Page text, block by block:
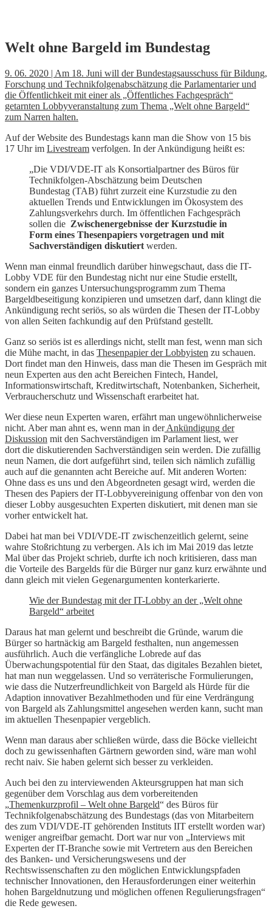
Skip
to
Welt ohne Bargeld im Bundestag
9. 06. 2020 | Am 18. Juni will der Bundestagsausschuss für Bildung,
Forschung und Technikfolgenabschätzung die Parlamentarier und
die Öffentlichkeit mit einer als „Öffentliches Fachgespräch“
getarnten Lobbyveranstaltung zum Thema „Welt ohne Bargeld“
zum Narren halten.
Auf der Website des Bundestags kann man die Show von 15 bis
17 Uhr im Livestream verfolgen. In der Ankündigung heißt es:
„Die VDI/VDE-IT als Konsortialpartner des Büros für
Technikfolgen-Abschätzung beim Deutschen
Bundestag (TAB) führt zurzeit eine Kurzstudie zu den
aktuellen Trends und Entwicklungen im Ökosystem des
Zahlungsverkehrs durch. Im öffentlichen Fachgespräch
sollen die Zwischenergebnisse der Kurzstudie in
Form eines Thesenpapiers vorgetragen und mit
Sachverständigen diskutiert werden.
Wenn man einmal freundlich darüber hinwegschaut, dass die IT-
Lobby VDE für den Bundestag nicht nur eine Studie erstellt,
sondern ein ganzes Untersuchungsprogramm zum Thema
Bargeldbeseitigung konzipieren und umsetzen darf, dann klingt die
Ankündigung recht seriös, so als würden die Thesen der IT-Lobby
von allen Seiten fachkundig auf den Prüfstand gestellt.
Ganz so seriös ist es allerdings nicht, stellt man fest, wenn man sich
die Mühe macht, in das Thesenpapier der Lobbyisten zu schauen.
Dort findet man den Hinweis, dass man die Thesen im Gespräch mit
neun Experten aus den acht Bereichen Fintech, Handel,
Informationswirtschaft, Kreditwirtschaft, Notenbanken, Sicherheit,
Verbraucherschutz und Wissenschaft erarbeitet hat.
Wer diese neun Experten waren, erfährt man ungewöhnlicherweise
nicht. Aber man ahnt es, wenn man in derAnkündigung der
Diskussion mit den Sachverständigen im Parlament liest, wer
dort die diskutierenden Sachverständigen sein werden. Die zufällig
neun Namen, die dort aufgeführt sind, teilen sich nämlich zufällig
auch auf die genannten acht Bereiche auf. Mit anderen Worten:
Ohne dass es uns und den Abgeordneten gesagt wird, werden die
Thesen des Papiers der IT-Lobbyvereinigung offenbar von den von
dieser Lobby ausgesuchten Experten diskutiert, mit denen man sie
vorher entwickelt hat.
Dabei hat man bei VDI/VDE-IT zwischenzeitlich gelernt, seine
wahre Stoßrichtung zu verbergen. Als ich im Mai 2019 das letzte
Mal über das Projekt schrieb, durfte ich noch kritisieren, dass man
die Vorteile des Bargelds für die Bürger nur ganz kurz erwähnte und
dann gleich mit vielen Gegenargumenten konterkarierte.
Wie der Bundestag mit der IT-Lobby an der „Welt ohne
Bargeld“ arbeitet
Daraus hat man gelernt und beschreibt die Gründe, warum die
Bürger so hartnäckig am Bargeld festhalten, nun angemessen
ausführlich. Auch die verfängliche Lobrede auf das
Überwachungspotential für den Staat, das digitales Bezahlen bietet,
hat man nun weggelassen. Und so verräterische Formulierungen,
wie dass die Nutzerfreundlichkeit von Bargeld als Hürde für die
Adaption innovativer Bezahlmethoden und für eine Verdrängung
von Bargeld als Zahlungsmittel angesehen werden kann, sucht man
im aktuellen Thesenpapier vergeblich.
Wenn man daraus aber schließen würde, dass die Böcke vielleicht
doch zu gewissenhaften Gärtnern geworden sind, wäre man wohl
recht naiv. Sie haben gelernt sich besser zu verkleiden.
Auch bei den zu interviewenden Akteursgruppen hat man sich
gegenüber dem Vorschlag aus dem vorbereitenden
„Themenkurzprofil – Welt ohne Bargeld“ des Büros für
Technikfolgenabschätzung des Bundestags (das von Mitarbeitern
des zum VDI/VDE-IT gehörenden Instituts IIT erstellt worden war)
weniger angreifbar gemacht. Dort war nur von „Interviews mit
Experten der IT-Branche sowie mit Vertretern aus den Bereichen
des Banken- und Versicherungswesens und der
Rechtswissenschaften zu den möglichen Entwicklungspfaden
technischer Innovationen, den Herausforderungen einer weiterhin
hohen Bargeldnutzung und möglichen offenen Regulierungsfragen“
die Rede gewesen.